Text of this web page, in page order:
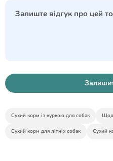
Залиште відгук про цей
Сухий корм із куркою для собак
Сухий корм для літніх собак Сухий